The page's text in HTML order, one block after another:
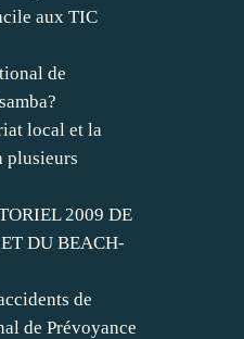
aux TIC
de
local et la
plusieurs
2009 DE
DU BEACH-
de
de Prévoyance